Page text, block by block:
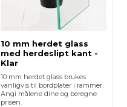
10 mm herdet glass
med herdeslipt kant -
Klar
10 mm herdet glass brukes
vanligvis til bordplater i rammer.
Angi målene dine og beregne
prisen.